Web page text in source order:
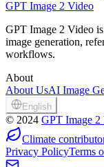
GPT Image 2 Video
GPT Image 2 Video
image generation,
workflows.
About
About UsAI Image
English
© 2024 GPT Image 2
Climate
Privacy PolicyTerms